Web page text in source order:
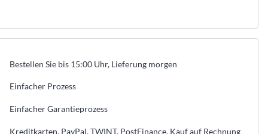
anzeigen
Bestellen Sie bis 15:00 Uhr, Lieferung morgen
Einfacher Prozess
Einfacher Garantieprozess
Kreditkarten, PayPal, TWINT, PostFinance, Kauf auf Rechnung